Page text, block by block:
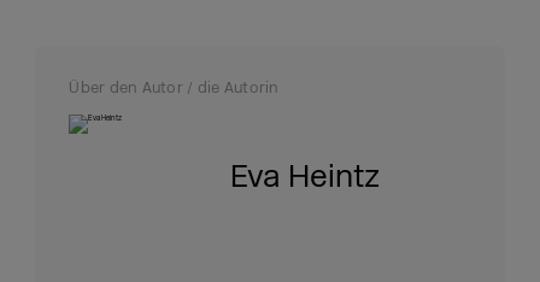
Über den Autor / die Autorin
Eva Heintz